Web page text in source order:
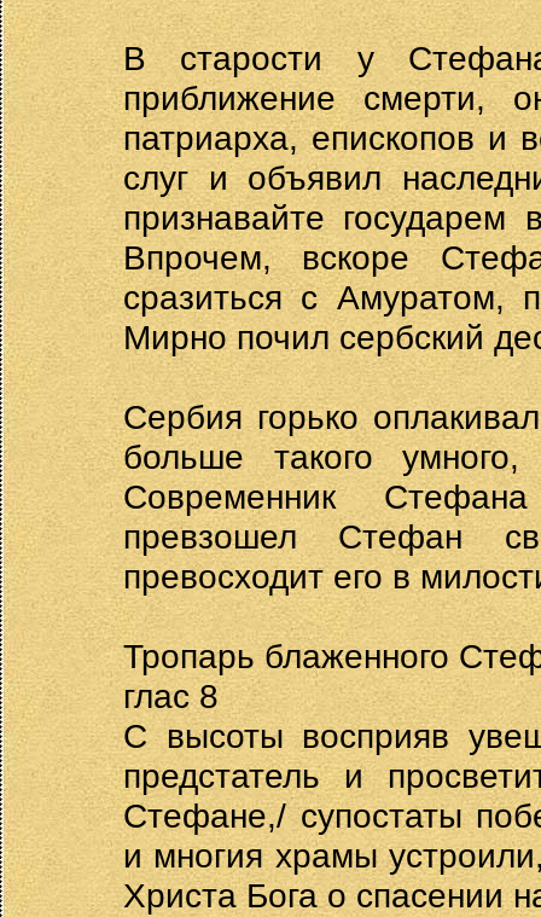
В старости у
приближение смерти,
патриарха, епископов и
слуг и объявил
признавайте
Впрочем, вскоре
сразиться с Амуратом,
Мирно почил сербский
Сербия горько
больше такого
Современник
превзошел Стефан
превосходит его в
Тропарь блаженного
глас 8
С высоты восприяв
предстатель и
Стефане,/ супостаты
и многия храмы
Христа Бога о спасении